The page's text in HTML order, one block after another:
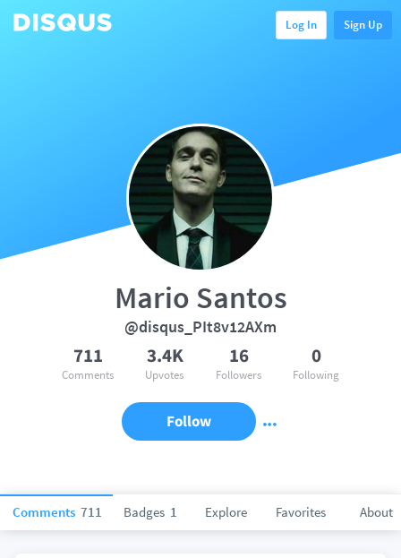
Log In Sign Up
Comments 711 Badges 1 Explore Favorites About
Mario Santos
@disqus_PIt8v12AXm
711
Comments
3.4K
Upvotes
16
Followers
0
Following
Follow